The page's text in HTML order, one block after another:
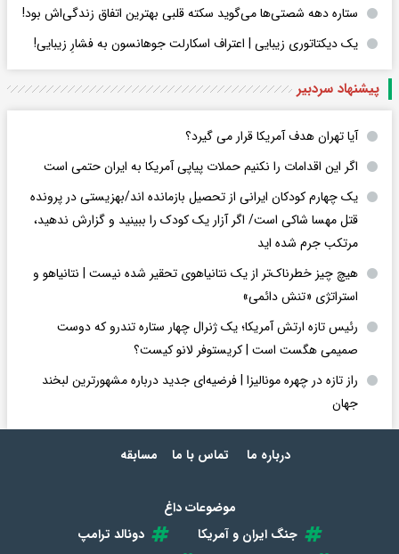
ستاره دهه شصتی‌ها می‌گوید سکته قلبی بهترین اتفاق زندگی‌اش بود!
یک دیکتاتوری زیبایی | اعتراف اسکارلت جوهانسون به فشارِ زیبایی!
پیشنهاد سردبیر
آیا تهران هدف آمریکا قرار می گیرد؟
اگر این اقدامات را نکنیم حملات پیاپی آمریکا به ایران حتمی است
یک چهارم کودکان ایرانی از تحصیل بازمانده اند/بهزیستی در پرونده
قتل مهسا شاکی است/ اگر آزار یک کودک را ببینید و گزارش ندهید،
مرتکب جرم شده اید
هیچ چیز خطرناک‌تر از یک نتانیاهوی تحقیر شده نیست | نتانیاهو و
استراتژی «تنش دائمی»
رئیس تازه ارتش آمریکا؛ یک ژنرال چهار ستاره تندرو که دوست
صمیمی هگست است | کریستوفر لانو کیست؟
راز تازه در چهره مونالیزا | فرضیه‌ای جدید درباره مشهورترین لبخند
جهان
درباره ما تماس با ما مسابقه
موضوعات داغ
جنگ ایران و آمریکا
دونالد ترامپ